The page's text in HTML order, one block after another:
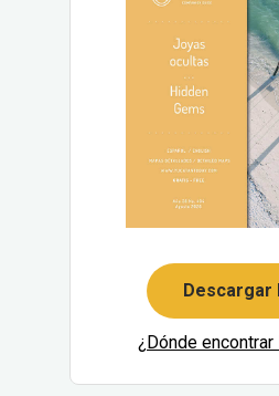
Descargar
¿Dónde